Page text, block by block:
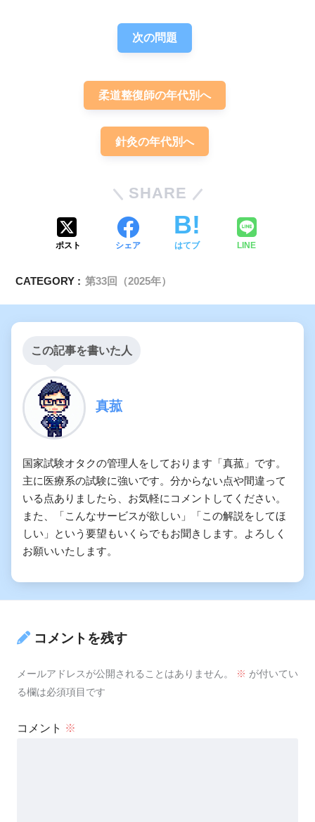
次の問題
柔道整復師の年代別へ
針灸の年代別へ
SHARE
ポスト シェア はてブ LINE
CATEGORY : 第33回（2025年）
この記事を書いた人
真菰
国家試験オタクの管理人をしております「真菰」です。
主に医療系の試験に強いです。分からない点や間違って
いる点ありましたら、お気軽にコメントしてください。
また、「こんなサービスが欲しい」「この解説をしてほ
しい」という要望もいくらでもお聞きします。よろしく
お願いいたします。
コメントを残す
メールアドレスが公開されることはありません。 ※ が付いてい
る欄は必須項目です
コメント ※